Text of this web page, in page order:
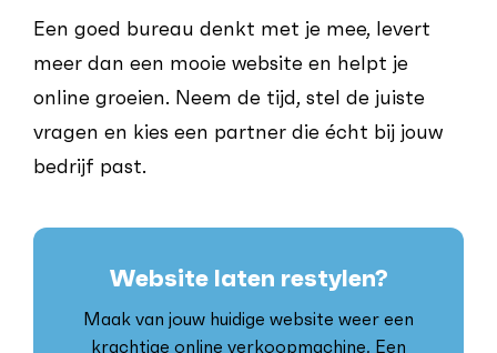
Een goed bureau denkt met je mee, levert
meer dan een mooie website en helpt je
online groeien. Neem de tijd, stel de juiste
vragen en kies een partner die écht bij jouw
bedrijf past.
Website laten restylen?
Maak van jouw huidige website weer een
krachtige online verkoopmachine. Een